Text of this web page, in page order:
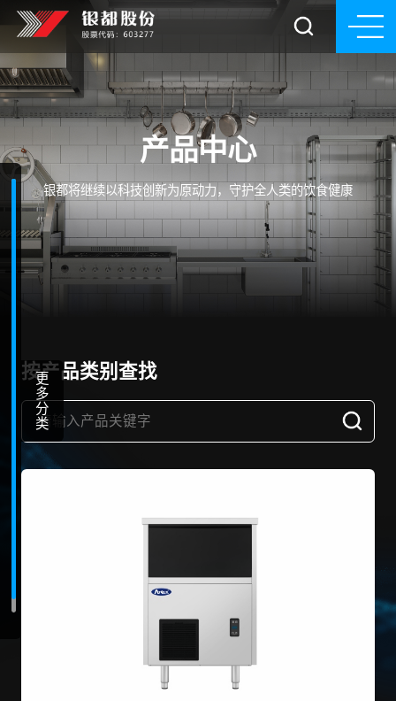
产品中心
银都将继续以科技创新为原动力，守护全人类的饮食健康
按产品类别查找
更
多
分
类